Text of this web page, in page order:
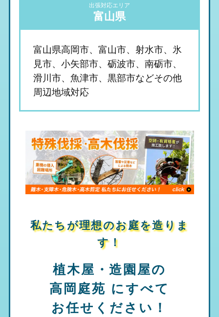
出張対応エリア
富山県
富山県高岡市、富山市、射水市、氷
見市、小矢部市、砺波市、南砺市、
滑川市、魚津市、黒部市などその他
周辺地域対応
私たちが理想のお庭を造りま
す！
植木屋・造園屋の
高岡庭苑 にすべて
お任せください！